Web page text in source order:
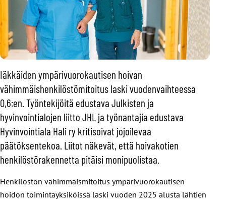
Iäkkäiden ympärivuorokautisen hoivan
vähimmäishenkilöstömitoitus laski vuodenvaihteessa
0,6:en. Työntekijöitä edustava Julkisten ja
hyvinvointialojen liitto JHL ja työnantajia edustava
Hyvinvointiala Hali ry kritisoivat jojoilevaa
päätöksentekoa. Liitot näkevät, että hoivakotien
henkilöstörakennetta pitäisi monipuolistaa.
Henkilöstön vähimmäismitoitus ympärivuorokautisen
hoidon toimintayksiköissä laski vuoden 2025 alusta lähtien